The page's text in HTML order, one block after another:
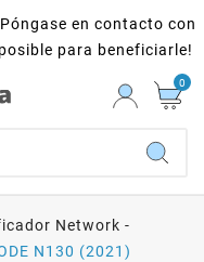
en contacto con
para beneficiarle!
0
Network -
N130 (2021)